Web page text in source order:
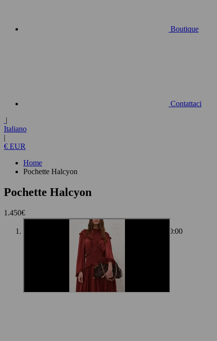
Boutique
Contattaci
|
Italiano
|
€ EUR
Home
Pochette Halcyon
Pochette Halcyon
1.450€
00:00